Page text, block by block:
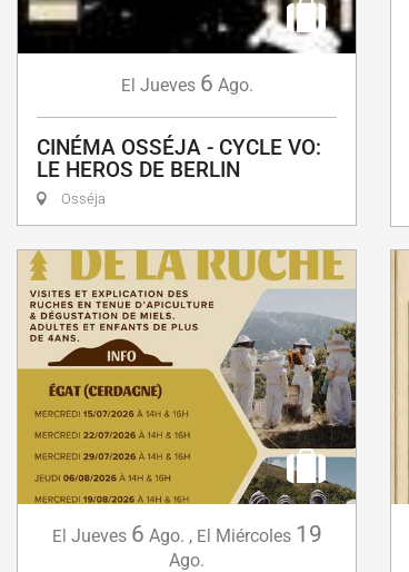
El Jueves 6 Ago.
CINÉMA OSSÉJA - CYCLE VO:
LE HEROS DE BERLIN
Osséja
El Jueves 6 Ago. , El Miércoles 19
Ago.